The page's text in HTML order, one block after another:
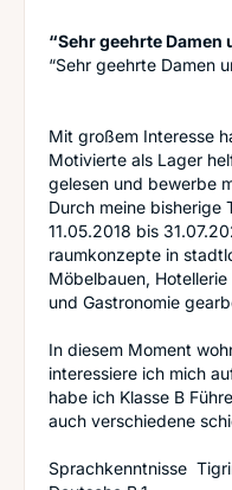
“Sehr geehrte Damen
“Sehr geehrte Damen
Mit großem Interesse
Motivierte als Lager
gelesen und bewerbe
Durch meine bisherige
11.05.2018 bis
raumkonzepte in
Möbelbauen,
und Gastronomie
In diesem Moment
interessiere ich mich
habe ich Klasse B
auch verschiedene
Sprachkenntnisse